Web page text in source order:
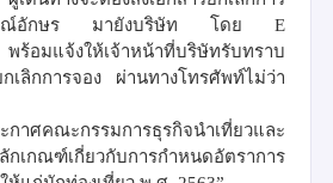
กษณ์อักษร มายังบริษัท โดย E
พร้อมแจ้งให้เจ้าหน้าที่บริษัทรับทราบ
เลิกการจอง ผ่านทางโทรศัพท์ไม่ว่า
กาศคณะกรรมการธุรกิจนำเที่ยวและ
เกณฑ์เกี่ยวกับการกำหนดอัตราการ